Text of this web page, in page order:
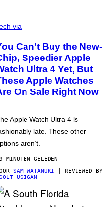
via
Can’t Buy the New-
Speedier Apple
Ultra 4 Yet, But
Apple Watches
On Sale Right Now
Apple Watch Ultra 4 is
late. These other
aren’t.
MINUTEN GELEDEN
SAM WATANUKI | REVIEWED BY
USIGAN